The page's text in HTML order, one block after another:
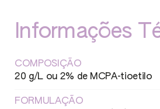
Informações
COMPOSIÇÃO
20 g/L ou 2% de MCPA-tioetilo
FORMULAÇÃO